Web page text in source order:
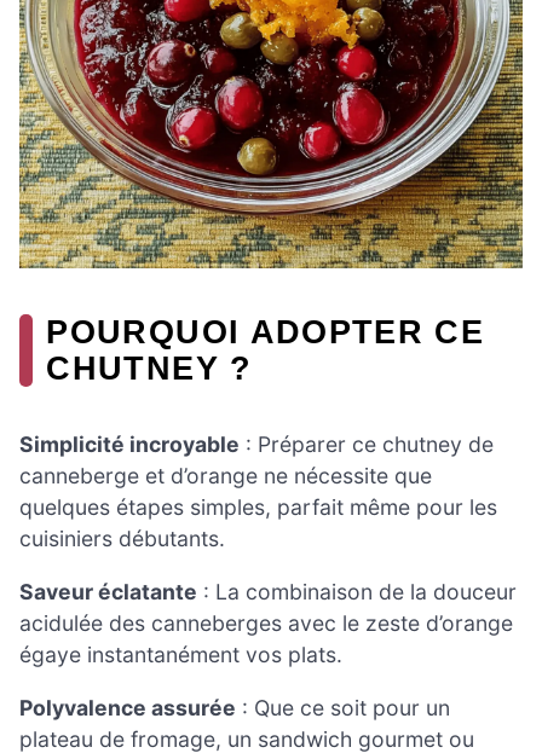
POURQUOI ADOPTER CE
CHUTNEY ?
Simplicité incroyable : Préparer ce chutney de
canneberge et d’orange ne nécessite que
quelques étapes simples, parfait même pour les
cuisiniers débutants.
Saveur éclatante : La combinaison de la douceur
acidulée des canneberges avec le zeste d’orange
égaye instantanément vos plats.
Polyvalence assurée : Que ce soit pour un
plateau de fromage, un sandwich gourmet ou